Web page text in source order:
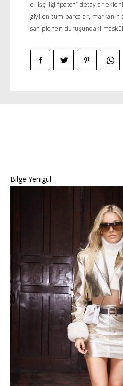
el işçiliği “patch” detaylar
giyilen tüm parçalar, markanın
sahiplenen duruşundaki
Bilge Yenigül